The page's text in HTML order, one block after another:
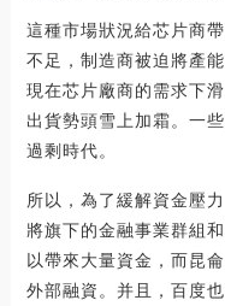
這種市場狀況給芯片商
不足，制造商被迫將產
現在芯片廠商的需求下
出貨勢頭雪上加霜。一
過剩時代。
所以，為了緩解資金壓
將旗下的金融事業群組
以帶來大量資金，而昆
外部融資。并且，百度